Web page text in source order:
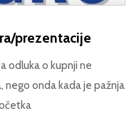
prezentacije
odluka o kupnji ne
nego onda kada je pažnja